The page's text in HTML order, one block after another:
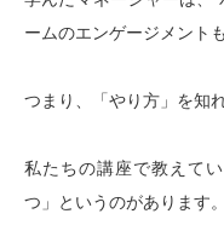
ームのエンゲージメント
つまり、「やり方」を知
私たちの講座で教えて
つ」というのがあります。